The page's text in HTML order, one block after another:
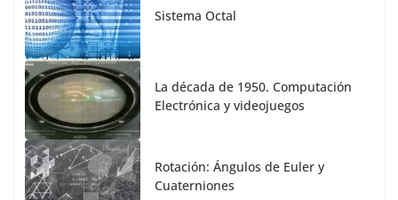
Sistema Octal
La década de 1950. Computación
Electrónica y videojuegos
Rotación: Ángulos de Euler y
Cuaterniones